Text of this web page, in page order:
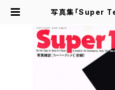
写真集「Super